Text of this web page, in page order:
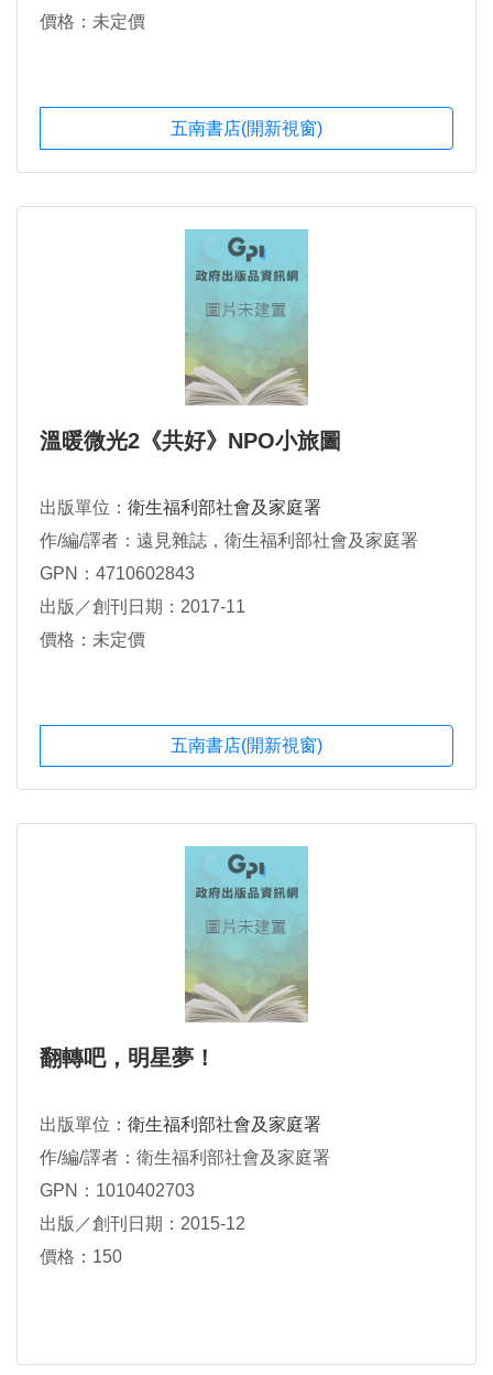
價格：未定價
五南書店(開新視窗)
溫暖微光2《共好》NPO小旅圖
出版單位： 衛生福利部社會及家庭署
作/編/譯者：遠見雜誌，衛生福利部社會及家庭署
GPN：4710602843
出版／創刊日期：2017-11
價格：未定價
五南書店(開新視窗)
翻轉吧，明星夢！
出版單位： 衛生福利部社會及家庭署
作/編/譯者：衛生福利部社會及家庭署
GPN：1010402703
出版／創刊日期：2015-12
價格：150